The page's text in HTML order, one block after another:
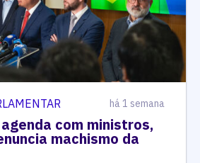
há 1 semana
com ministros,
machismo da